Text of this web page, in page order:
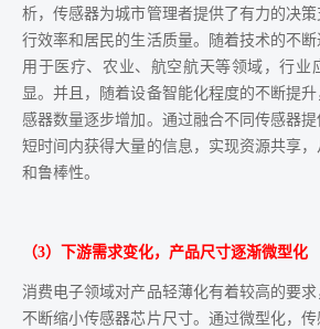
析，传感器为城市管理者提供了有力的决
行效率和居民的生活质量。随着技术的不
用于医疗、农业、航空航天等领域，行业
显。并且，随着设备智能化程度的不断提
感器数量逐步增加。通过融合不同传感器
短时间内获得大量的信息，实现资源共享
和鲁棒性。
（3）下游需求变化，产品尺寸逐渐微型化
消费电子领域对产品轻薄化有着较高的要
不断缩小传感器芯片尺寸。通过微型化，